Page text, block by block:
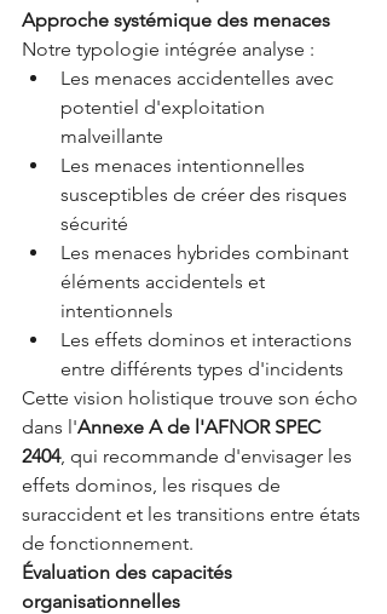
Approche systémique des menaces
Notre typologie intégrée analyse :
Les menaces accidentelles avec
potentiel d'exploitation
malveillante
Les menaces intentionnelles
susceptibles de créer des risques
sécurité
Les menaces hybrides combinant
éléments accidentels et
intentionnels
Les effets dominos et interactions
entre différents types d'incidents
Cette vision holistique trouve son écho
dans l'Annexe A de l'AFNOR SPEC
2404, qui recommande d'envisager les
effets dominos, les risques de
suraccident et les transitions entre états
de fonctionnement.
Évaluation des capacités
organisationnelles